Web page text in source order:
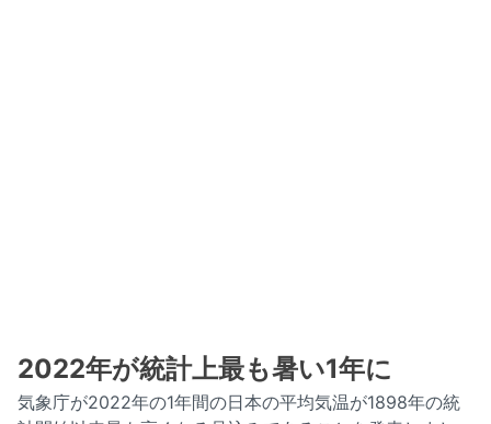
2022年が統計上最も暑い1年に
気象庁が2022年の1年間の日本の平均気温が1898年の統